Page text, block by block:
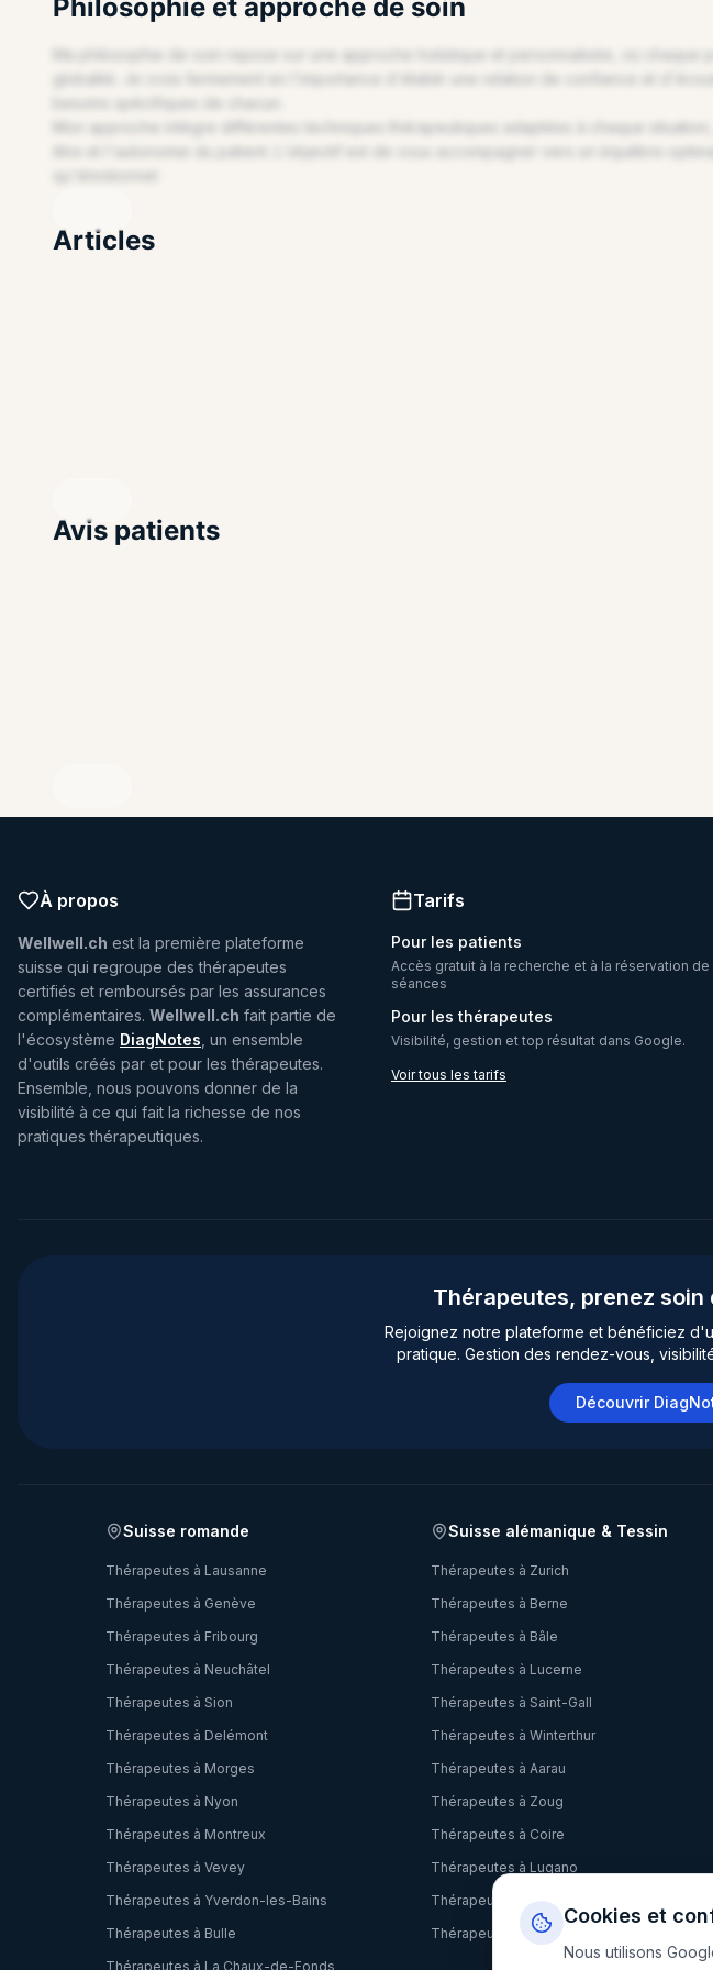
Philosophie et approche de soin
Ma philosophie de soin repose sur une approche holistique et personnalisée, où chaque
globalité. Je crois fermement en l'importance d'établir une relation de confiance et
besoins spécifiques de chacun.
Mon approche intègre différentes techniques thérapeutiques adaptées à chaque
être et l'autonomie du patient. L'objectif est de vous accompagner vers un équilibre
Articles
Avis patients
À propos
Wellwell.ch est la première plateforme
suisse qui regroupe des thérapeutes
certifiés et remboursés par les assurances
complémentaires. Wellwell.ch fait partie de
l'écosystème DiagNotes , un ensemble
d'outils créés par et pour les thérapeutes.
Ensemble, nous pouvons donner de la
visibilité à ce qui fait la richesse de nos
pratiques thérapeutiques.
Tarifs
Pour les patients
Accès gratuit à la recherche et à la réservation de
séances
Pour les thérapeutes
Visibilité, gestion et top résultat dans Google.
Voir tous les tarifs
Thérapeutes, prenez
Rejoignez notre plateforme et bénéficiez
pratique. Gestion des rendez-vous,
Découvrir
Suisse romande
Thérapeutes à Lausanne
Thérapeutes à Genève
Thérapeutes à Fribourg
Thérapeutes à Neuchâtel
Thérapeutes à Sion
Thérapeutes à Delémont
Thérapeutes à Morges
Thérapeutes à Nyon
Thérapeutes à Montreux
Thérapeutes à Vevey
Thérapeutes à Yverdon-les-Bains
Thérapeutes à Bulle
Thérapeutes à La Chaux-de-Fonds
Suisse alémanique & Tessin
Thérapeutes à Zurich
Thérapeutes à Berne
Thérapeutes à Bâle
Thérapeutes à Lucerne
Thérapeutes à Saint-Gall
Thérapeutes à Winterthur
Thérapeutes à Aarau
Thérapeutes à Zoug
Thérapeutes à Coire
Thérapeutes à Lugano
Thérapeutes à Bellinzona
Thérapeutes à Locarno
Cookies et
Nous utilisons